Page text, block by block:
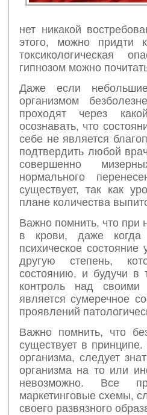
нет никакой
этого, можно придти
токсикологическая
гипнозом можно
Даже если
организмом
проходят через
осознавать, что
себе не является
подтвердить любой
совершенно
нормального
существует, так как
плане количества
Важно помнить, что при
в крови, даже когда
психическое
другую степень,
состоянию, и будучи в
контроль над своими
является сумеречное
проявлений
Важно помнить, что
существует в
организма, следует
организма на то или
невозможно. Все
маркетинговые схемы,
своего развязного